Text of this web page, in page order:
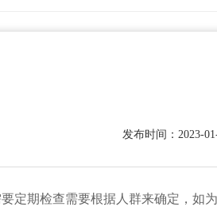
发布时间：2023-
定期检查需要根据人群来确定，如